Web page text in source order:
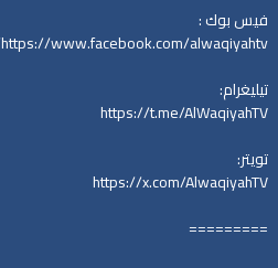
فيس بوك :
https://www.facebook.com/alwaqiyahtv/
تيليغرام:
https://t.me/AlWaqiyahTV
تويتر:
https://x.com/AlwaqiyahTV
=========